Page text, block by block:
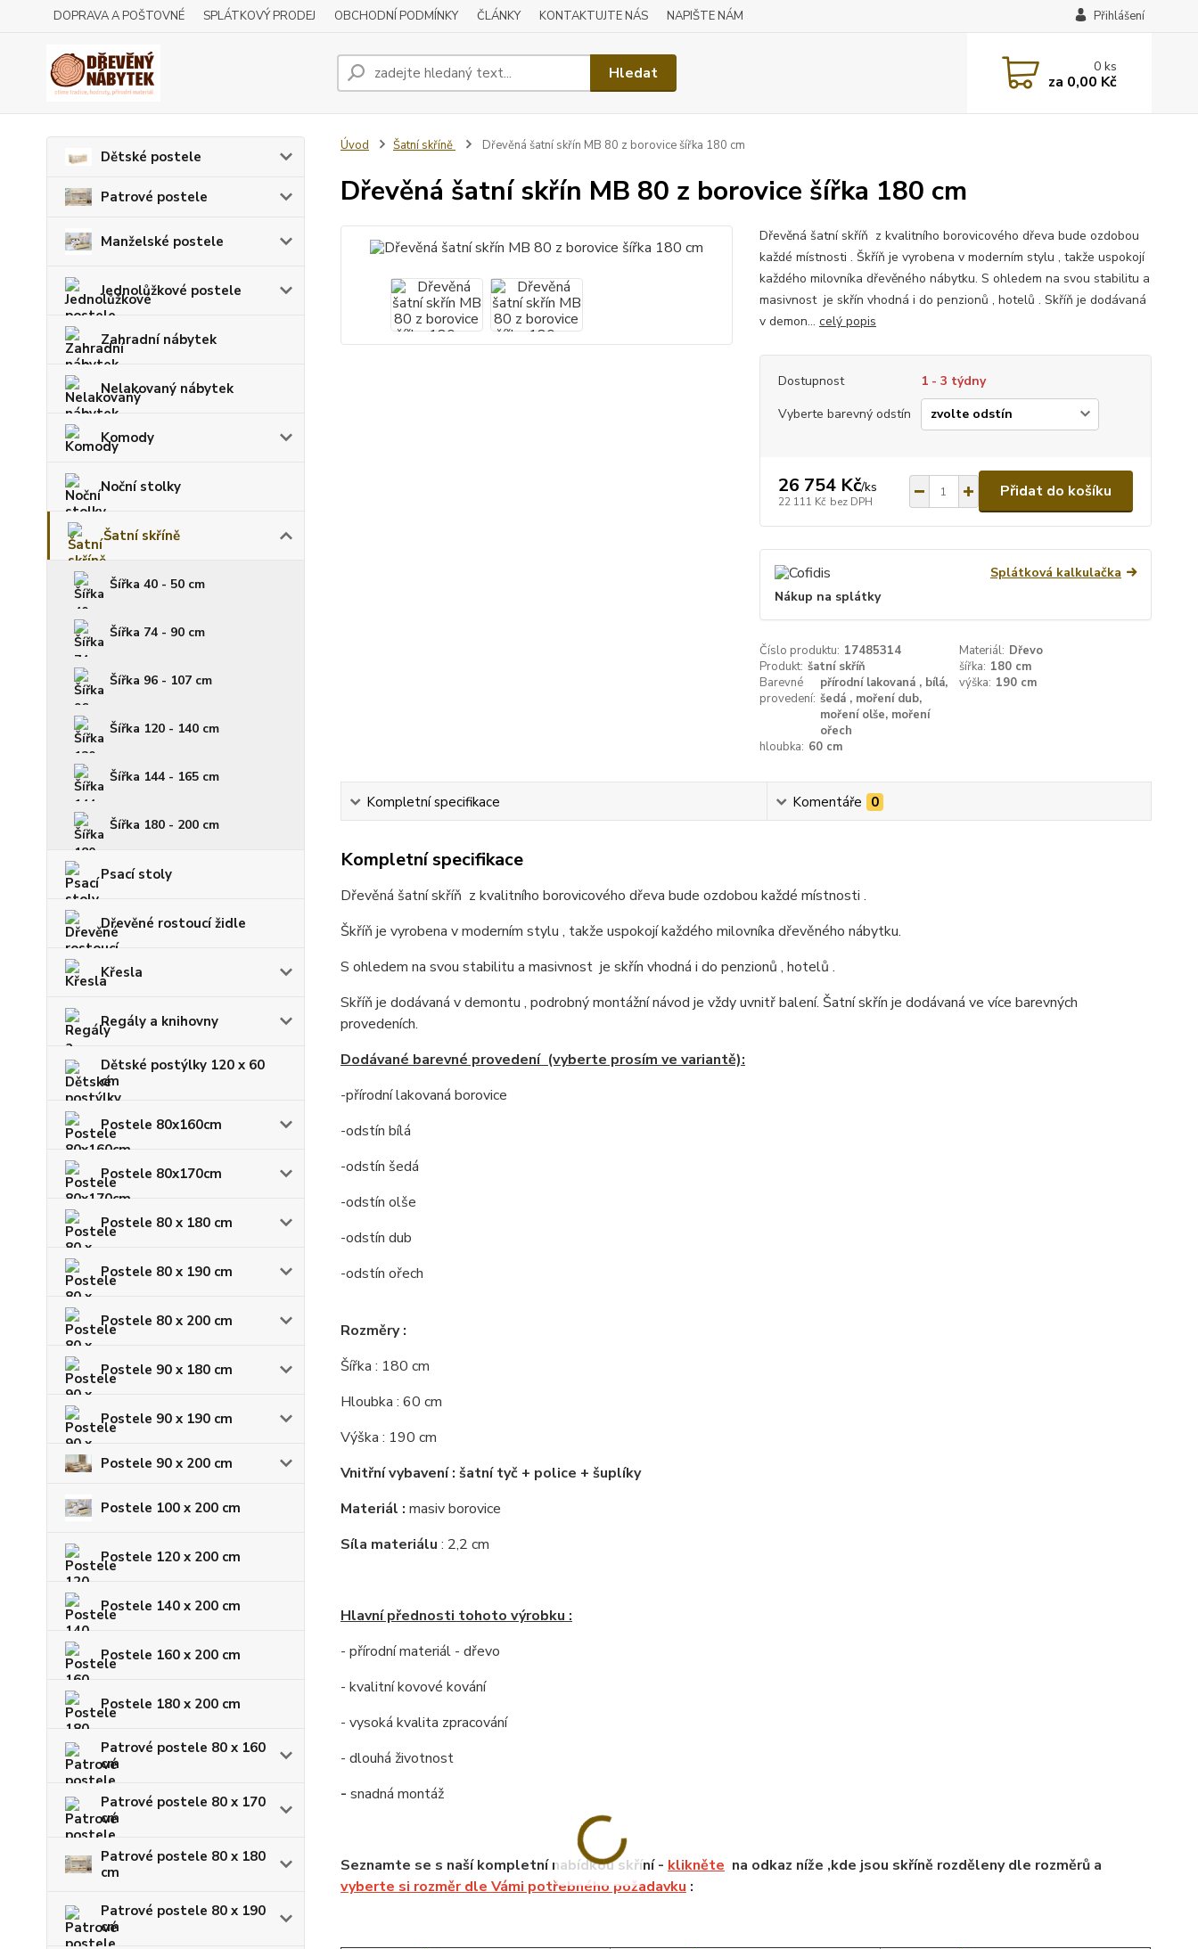
DOPRAVA A POŠTOVNÉ SPLÁTKOVÝ PRODEJ OBCHODNÍ PODMÍNKY ČLÁNKY KONTAKTUJTE NÁS NAPIŠTE NÁM Přihlášení
Hledat 0ks
za 0,00 Kč
Dětské postele
Patrové postele
Manželské postele
Jednolůžkové postele
Zahradní nábytek
Nelakovaný nábytek
Komody
Noční stolky
Šatní skříně
Šířka 40 - 50 cm
Šířka 74 - 90 cm
Šířka 96 - 107 cm
Šířka 120 - 140 cm
Šířka 144 - 165 cm
Šířka 180 - 200 cm
Psací stoly
Dřevěné rostoucí židle
Křesla
Regály a knihovny
Dětské postýlky 120 x 60
cm
Postele 80x160cm
Postele 80x170cm
Postele 80 x 180 cm
Postele 80 x 190 cm
Postele 80 x 200 cm
Postele 90 x 180 cm
Postele 90 x 190 cm
Postele 90 x 200 cm
Postele 100 x 200 cm
Postele 120 x 200 cm
Postele 140 x 200 cm
Postele 160 x 200 cm
Postele 180 x 200 cm
Patrové postele 80 x 160
cm
Patrové postele 80 x 170
cm
Patrové postele 80 x 180
cm
Patrové postele 80 x 190
cm
Úvod Šatní skříně Dřevěná šatní skřín MB 80 z borovice šířka 180 cm
Dřevěná šatní skřín MB 80 z borovice šířka 180 cm
Dřevěná šatní skříň z kvalitního borovicového dřeva bude ozdobou
každé místnosti . Škříň je vyrobena v moderním stylu , takže uspokojí
každého milovníka dřevěného nábytku. S ohledem na svou stabilitu a
masivnost je skřín vhodná i do penzionů , hotelů . Skříň je dodávaná
v demon... celý popis
Dostupnost
1 - 3 týdny
Vyberte barevný odstín
26 754 Kč/ks
22 111 Kč bez DPH
Přidat do košíku
Splátková kalkulačka
Nákup na splátky
Číslo produktu: 17485314 Materiál: Dřevo
Produkt: šatní skříň šířka: 180 cm
Barevné
provedení:
přírodní lakovaná , bílá,
šedá , moření dub,
moření olše, moření
ořech
výška: 190 cm
hloubka: 60 cm
Kompletní specifikace Komentáře 0
Kompletní specifikace
Dřevěná šatní skříň z kvalitního borovicového dřeva bude ozdobou každé místnosti .
Škříň je vyrobena v moderním stylu , takže uspokojí každého milovníka dřevěného nábytku.
S ohledem na svou stabilitu a masivnost je skřín vhodná i do penzionů , hotelů .
Skříň je dodávaná v demontu , podrobný montážní návod je vždy uvnitř balení. Šatní skřín je dodávaná ve více barevných
provedeních.
Dodávané barevné provedení (vyberte prosím ve variantě):
-přírodní lakovaná borovice
-odstín bílá
-odstín šedá
-odstín olše
-odstín dub
-odstín ořech
Rozměry :
Šířka : 180 cm
Hloubka : 60 cm
Výška : 190 cm
Vnitřní vybavení : šatní tyč + police + šuplíky
Materiál : masiv borovice
Síla materiálu : 2,2 cm
Hlavní přednosti tohoto výrobku :
- přírodní materiál - dřevo
- kvalitní kovové kování
- vysoká kvalita zpracování
- dlouhá životnost
- snadná montáž
Seznamte se s naší kompletní nabídkou skříní - klikněte na odkaz níže ,kde jsou skříně rozděleny dle rozměrů a
vyberte si rozměr dle Vámi potřebného požadavku :